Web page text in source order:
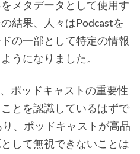
メタデータとして使用す
結果、人々はPodcastを
の一部として特定の情報
うになりました。
ポッドキャストの重要性
とを認識しているはずで
、ポッドキャストが高品
して無視できないことは